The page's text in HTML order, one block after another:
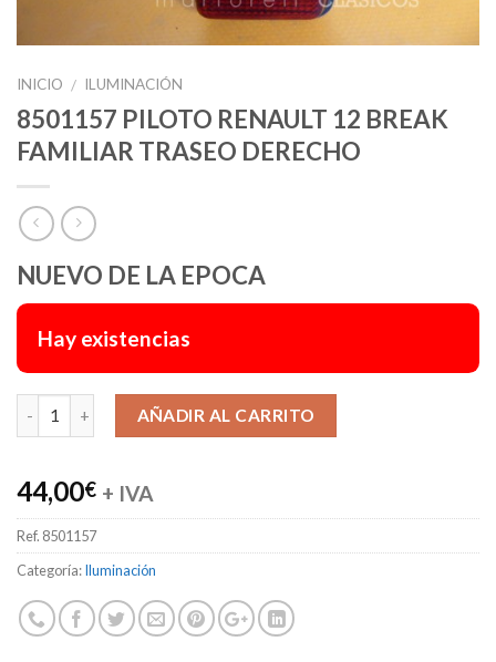
INICIO / ILUMINACIÓN
8501157 PILOTO RENAULT 12 BREAK
FAMILIAR TRASEO DERECHO
NUEVO DE LA EPOCA
Hay existencias
AÑADIR AL CARRITO
44,00€ + IVA
Ref. 8501157
Categoría:Iluminación